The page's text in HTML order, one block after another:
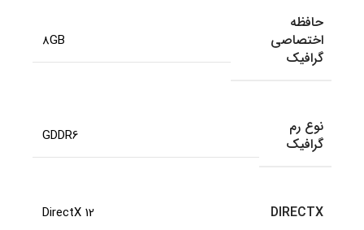
حافظه
اختصاصی
گرافیک
8GB
نوع رم
گرافیک
GDDR6
DIRECTX
DirectX 12